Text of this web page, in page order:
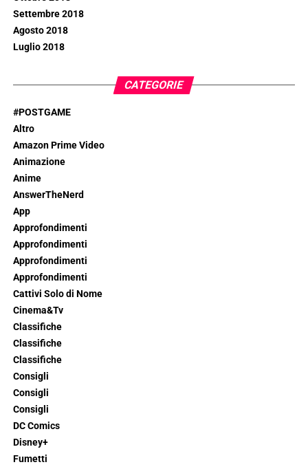
Settembre 2018
Agosto 2018
Luglio 2018
CATEGORIE
#POSTGAME
Altro
Amazon Prime Video
Animazione
Anime
AnswerTheNerd
App
Approfondimenti
Approfondimenti
Approfondimenti
Approfondimenti
Cattivi Solo di Nome
Cinema&Tv
Classifiche
Classifiche
Classifiche
Consigli
Consigli
Consigli
DC Comics
Disney+
Fumetti